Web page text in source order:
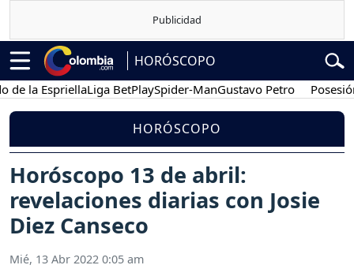
HORÓSCOPO
EspriellaLiga BetPlaySpider-ManGustavo Petro Posesión
HORÓSCOPO
Horóscopo 13 de abril:
revelaciones diarias con Josie
Diez Canseco
Mié, 13 Abr 2022 0:05 am